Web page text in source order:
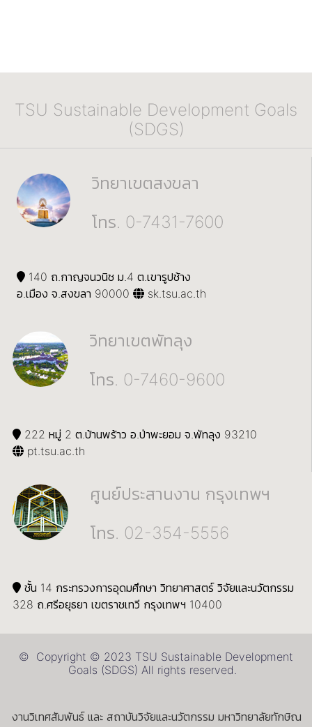
TSU Sustainable Development Goals
(SDGS)
วิทยาเขตสงขลา
โทร. 0-7431-7600
140 ถ.กาญจนวนิช ม.4 ต.เขารูปช้าง
อ.เมือง จ.สงขลา 90000
sk.tsu.ac.th
วิทยาเขตพัทลุง
โทร. 0-7460-9600
222 หมู่ 2 ต.บ้านพร้าว อ.ป่าพะยอม จ.พัทลุง 93210
pt.tsu.ac.th
ศูนย์ประสานงาน กรุงเทพฯ
โทร. 02-354-5556
ชั้น 14 กระทรวงการอุดมศึกษา วิทยาศาสตร์ วิจัยและนวัตกรรม
328 ถ.ศรีอยุธยา เขตราชเทวี กรุงเทพฯ 10400
© Copyright © 2023 TSU Sustainable Development
Goals (SDGS) All rights reserved.
งานวิเทศสัมพันธ์ และ สถาบันวิจัยและนวัตกรรม มหาวิทยาลัยทักษิณ